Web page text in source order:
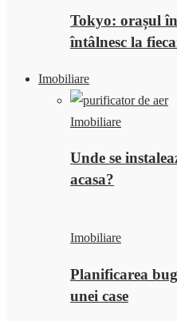
Tokyo: orașul
întâlnesc la
Imobiliare
Imobiliare
Unde se
acasa?
Imobiliare
Planificarea
unei case